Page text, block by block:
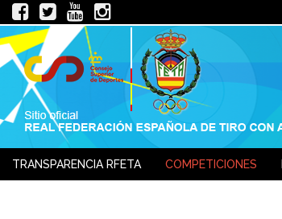
TRANSPARENCIA RFETA COMPETICIONES